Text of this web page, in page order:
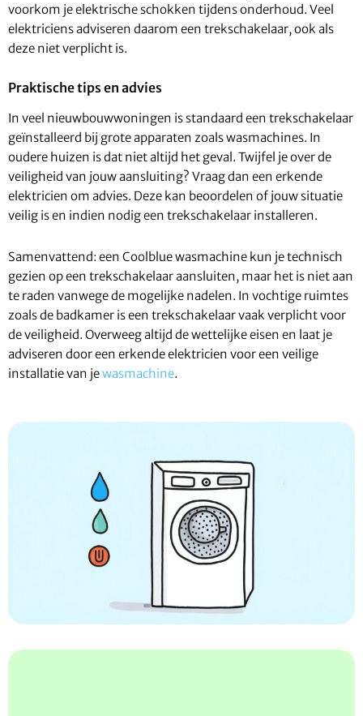
voorkom je elektrische schokken tijdens onderhoud. Veel
elektriciens adviseren daarom een trekschakelaar, ook als
deze niet verplicht is.
Praktische tips en advies
In veel nieuwbouwwoningen is standaard een trekschakelaar
geïnstalleerd bij grote apparaten zoals wasmachines. In
oudere huizen is dat niet altijd het geval. Twijfel je over de
veiligheid van jouw aansluiting? Vraag dan een erkende
elektricien om advies. Deze kan beoordelen of jouw situatie
veilig is en indien nodig een trekschakelaar installeren.
Samenvattend: een Coolblue wasmachine kun je technisch
gezien op een trekschakelaar aansluiten, maar het is niet aan
te raden vanwege de mogelijke nadelen. In vochtige ruimtes
zoals de badkamer is een trekschakelaar vaak verplicht voor
de veiligheid. Overweeg altijd de wettelijke eisen en laat je
adviseren door een erkende elektricien voor een veilige
installatie van jewasmachine.